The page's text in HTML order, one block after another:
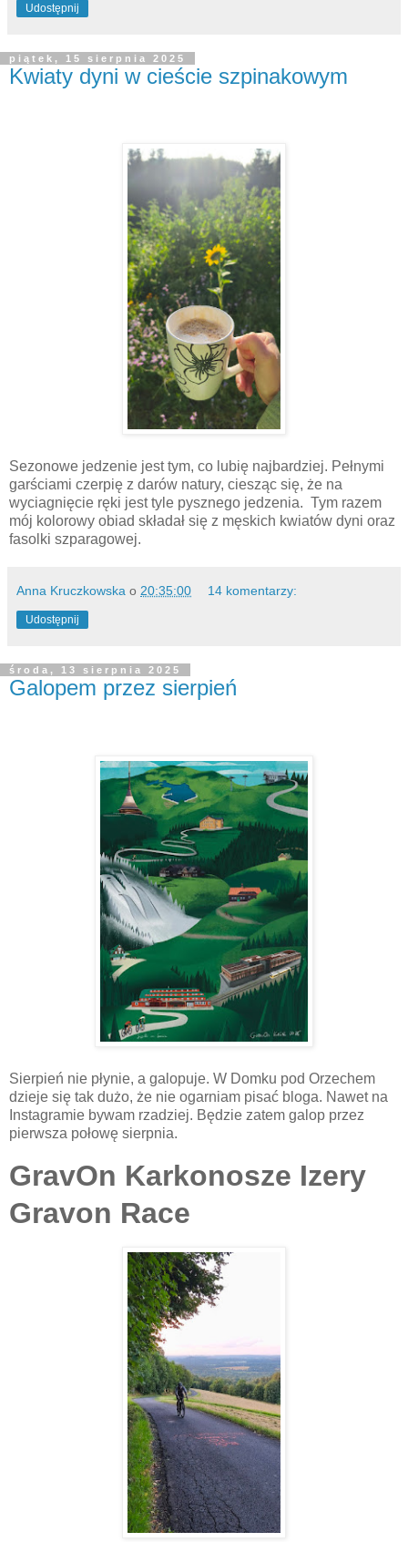
Udostępnij
piątek, 15 sierpnia 2025
Kwiaty dyni w cieście szpinakowym
Sezonowe jedzenie jest tym, co lubię najbardziej. Pełnymi
garściami czerpię z darów natury, ciesząc się, że na
wyciagnięcie ręki jest tyle pysznego jedzenia. Tym razem
mój kolorowy obiad składał się z męskich kwiatów dyni oraz
fasolki szparagowej.
Anna Kruczkowska o 20:35:00 14 komentarzy:
Udostępnij
środa, 13 sierpnia 2025
Galopem przez sierpień
Sierpień nie płynie, a galopuje. W Domku pod Orzechem
dzieje się tak dużo, że nie ogarniam pisać bloga. Nawet na
Instagramie bywam rzadziej. Będzie zatem galop przez
pierwsza połowę sierpnia.
GravOn Karkonosze Izery
Gravon Race